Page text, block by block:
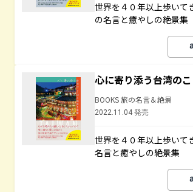
世界を４０年以上歩いて
の名言と癒やしの絶景集
心に寄り添う台湾の
BOOKS 旅の名言＆絶景
2022.11.04 発売
世界を４０年以上歩いて
名言と癒やしの絶景集